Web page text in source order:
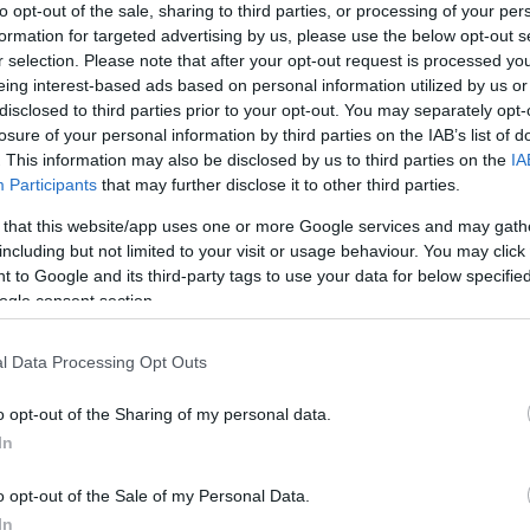
opt-out of the sale, sharing to third parties, or processing of your
for targeted advertising by us, please use the below opt-out
selection. Please note that after your opt-out request is processed
interest-based ads based on personal information utilized by us
to third parties prior to your opt-out. You may separately
of your personal information by third parties on the IAB’s list of
This information may also be disclosed by us to third parties on the
Participants that may further disclose it to other third parties.
that this website/app uses one or more Google services and may
but not limited to your visit or usage behaviour. You may
to Google and its third-party tags to use your data for below
consent section.
Data Processing Opt Outs
opt-out of the Sharing of my personal data.
opt-out of the Sale of my Personal Data.
0-s vereséggel kezdőAusztria
és zsinórban aratott két győzelemmel lett
szereztek (elsőre persze egy öngóllal)
az Oranje kétszer fel tudott állni, a
szerzett gólra már nem tudott válaszolni.
A hollandok csoportharmadikként, 4
ezzel a csoportelsőséget is megszerzik,
szenvedő francia válogatott ugyanis a
korábban kiesettLengyelországgal
(megismételt) büntetőjével a lengyel
a tornán.